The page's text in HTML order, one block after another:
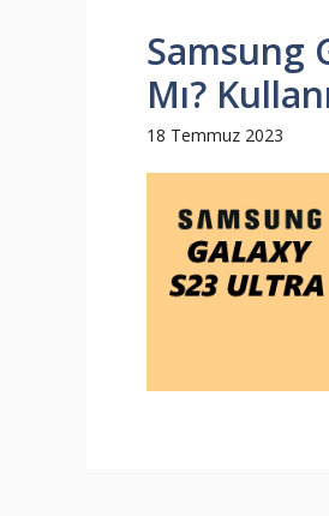
Samsung
Mı?
18 Temmuz 2023